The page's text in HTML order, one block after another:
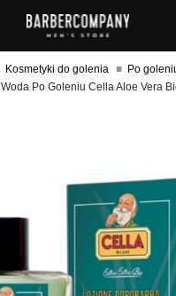
Kosmetyki do golenia
Po
Woda Po Goleniu Cella Aloe Vera